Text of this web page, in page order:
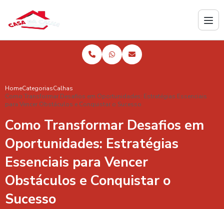
HomeCategoriasCalhas
Como Transformar Desafios em Oportunidades: Estratégias Essenciais
para Vencer Obstáculos e Conquistar o Sucesso
Como Transformar Desafios em
Oportunidades: Estratégias
Essenciais para Vencer
Obstáculos e Conquistar o
Sucesso